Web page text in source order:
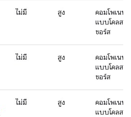
ไม่มี สูง
คอมโพเนนต์
แบบโคลส
ซอร์ส
ไม่มี สูง
คอมโพเนนต์
แบบโคลส
ซอร์ส
ไม่มี สูง
คอมโพเนนต์
แบบโคลส